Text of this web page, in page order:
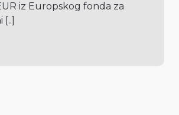
iz Europskog fonda za
[..]